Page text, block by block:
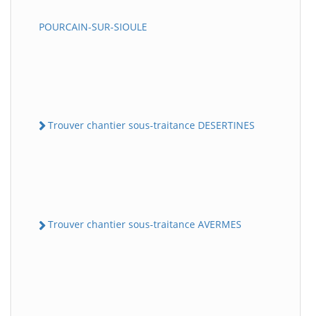
POURCAIN-SUR-SIOULE
Trouver chantier sous-traitance DESERTINES
Trouver chantier sous-traitance AVERMES